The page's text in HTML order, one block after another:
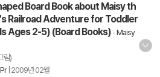
Board Book about Maisy th
Railroad Adventure for Toddler
Ages 2-5) (Board Books) -Maisy
림)
| 2009년 02월